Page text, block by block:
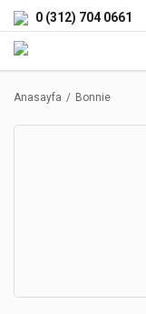
0 (312) 704 0661
Anasayfa Bonnie